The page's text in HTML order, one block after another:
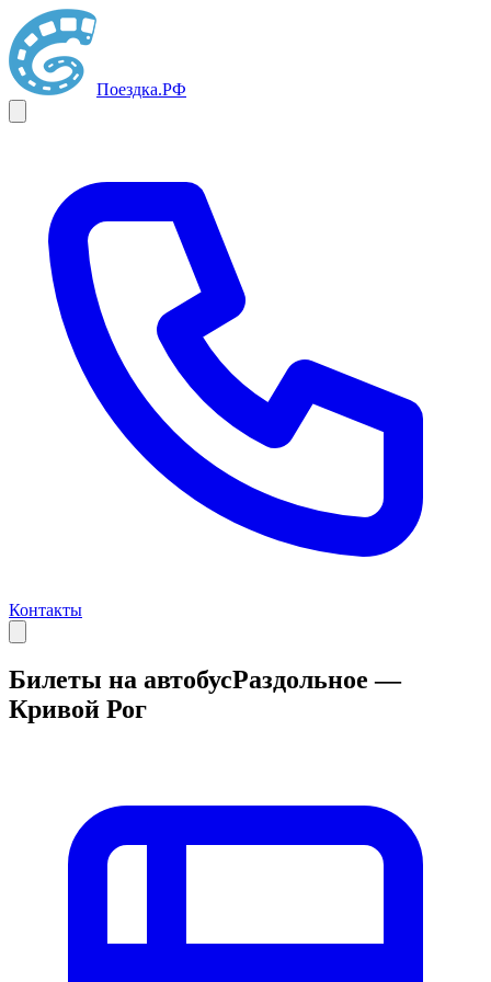
Поездка.РФ
Контакты
Билеты на автобусРаздольное —
Кривой Рог